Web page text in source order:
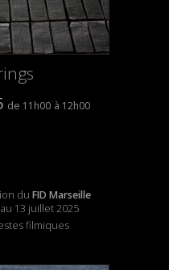
11h00 12h00
du FID Marseille
13 juillet 2025
filmiques